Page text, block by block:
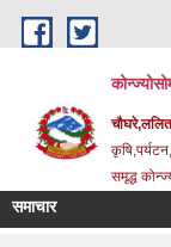
Skip to main content
समृद्ध
समाचार